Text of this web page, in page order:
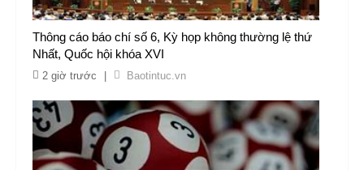
Thông cáo báo chí số 6, Kỳ họp không thường lệ thứ
Nhất, Quốc hội khóa XVI
2 giờ trước Baotintuc.vn